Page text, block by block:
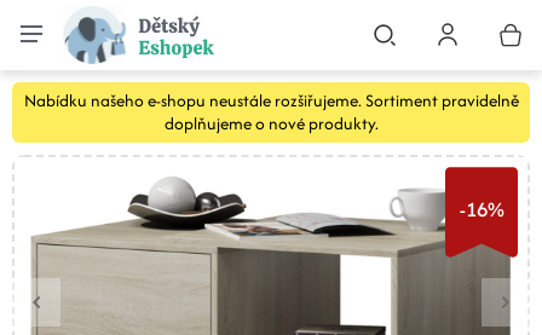
Nabídku našeho e-shopu neustále rozšiřujeme. Sortiment pravidelně
doplňujeme o nové produkty.
-16%